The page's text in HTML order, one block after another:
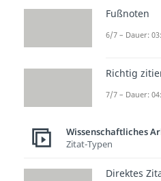
oder
erledigen
digitaler
Merkmale
und die
Diensten
Diensten
Fußnoten
6/7 – Dauer:
Richtig
7/7 – Dauer:
Wissenschaftliches
Zitat-Typen
Direktes